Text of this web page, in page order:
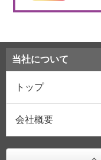
当社について
トップ
会社概要